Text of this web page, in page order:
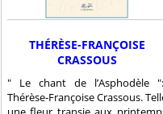
THÉRÈSE-FRANÇOISE
CRASSOUS
" Le chant de l’Asphodèle ":
Thérèse-Françoise Crassous.